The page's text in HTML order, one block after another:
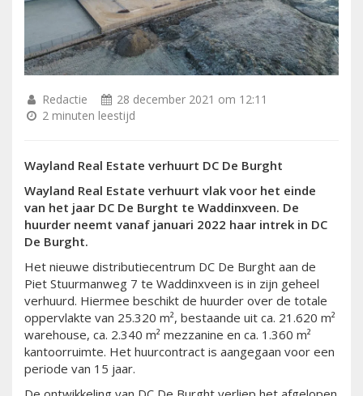
Redactie
28 december 2021 om 12:11
2 minuten leestijd
Wayland Real Estate verhuurt DC De Burght
Wayland Real Estate verhuurt vlak voor het einde
van het jaar DC De Burght te Waddinxveen. De
huurder neemt vanaf januari 2022 haar intrek in DC
De Burght.
Het nieuwe distributiecentrum DC De Burght aan de
Piet Stuurmanweg 7 te Waddinxveen is in zijn geheel
verhuurd. Hiermee beschikt de huurder over de totale
oppervlakte van 25.320 m², bestaande uit ca. 21.620 m²
warehouse, ca. 2.340 m² mezzanine en ca. 1.360 m²
kantoorruimte. Het huurcontract is aangegaan voor een
periode van 15 jaar.